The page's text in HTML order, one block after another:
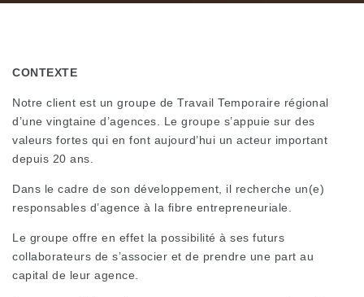
CONTEXTE
Notre client est un groupe de Travail Temporaire régional
d’une vingtaine d’agences. Le groupe s’appuie sur des
valeurs fortes qui en font aujourd’hui un acteur important
depuis 20 ans.
Dans le cadre de son développement, il recherche un(e)
responsables d’agence à la fibre entrepreneuriale.
Le groupe offre en effet la possibilité à ses futurs
collaborateurs de s’associer et de prendre une part au
capital de leur agence.